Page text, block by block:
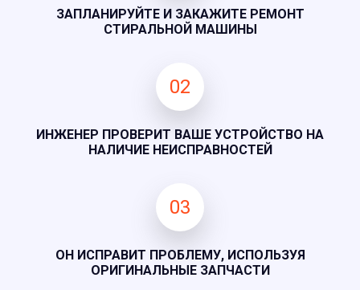
ЗАПЛАНИРУЙТЕ И ЗАКАЖИТЕ РЕМОНТ
СТИРАЛЬНОЙ МАШИНЫ
02
ИНЖЕНЕР ПРОВЕРИТ ВАШЕ УСТРОЙСТВО НА
НАЛИЧИЕ НЕИСПРАВНОСТЕЙ
03
ОН ИСПРАВИТ ПРОБЛЕМУ, ИСПОЛЬЗУЯ
ОРИГИНАЛЬНЫЕ ЗАПЧАСТИ